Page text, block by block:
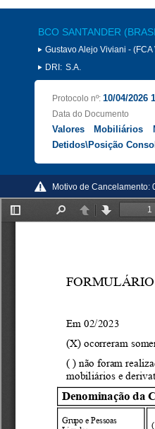
BCO SANTANDER
Gustavo Alejo Viviani - (FCA
DRI: S.A.
Protocolo nº: 10/04/2026
Data do Documento
Valores Mobiliários
Detidos\Posição
Motivo de Cancelamento: